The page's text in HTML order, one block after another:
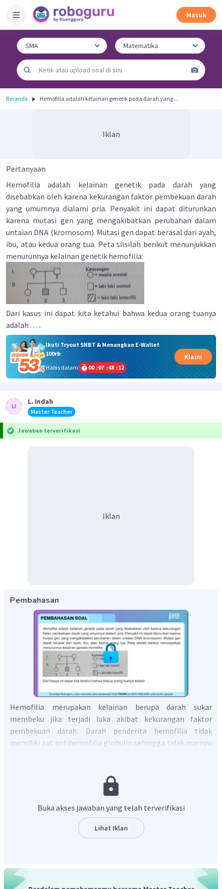
Masuk
Beranda Hemofilia adalah kelainan genetik pada darah yang ...
Iklan
Pertanyaan
Hemofilia adalah kelainan genetik pada darah yang
disebabkan oleh karena kekurangan faktor pembekuan darah
yang umumnya dialami pria. Penyakit ini dapat diturunkan
karena mutasi gen yang mengakibatkan perubahan dalam
untaian DNA (kromosom). Mutasi gen dapat berasal dari ayah,
ibu, atau kedua orang tua. Peta silsilah berikut menunjukkan
menurunnya kelainan genetik hemofilia:
Dari kasus ini dapat kita ketahui bahwa kedua orang tuanya
adalah . . . .
Ikuti Tryout SNBT & Menangkan E-Wallet
100rb
Habis dalam
00 :07 :48 :12
Klaim
L. Indah
Master Teacher
Jawaban terverifikasi
Iklan
Pembahasan
Hemofilia merupakan kelainan berupa darah sukar
membeku jika terjadi luka akibat kekurangan faktor
pembekuan darah. Darah penderita hemofilia tidak
memiliki zat antihemofilia globulin sehingga tidak mampu
pada soal, diketahui bahwa dari perkawinan ibu dan ayah
normal dilahirkan laki-laki normal, laki-laki hemofilia, dan
hemofilia menunjukkan bahwa ibu bersifat normal carrier
(normal tetapi membawa gen hemofilia). Diagram
persilangan yang terjadi yaitu :
G :
Buka akses jawaban yang telah terverifikasi
Lihat Iklan